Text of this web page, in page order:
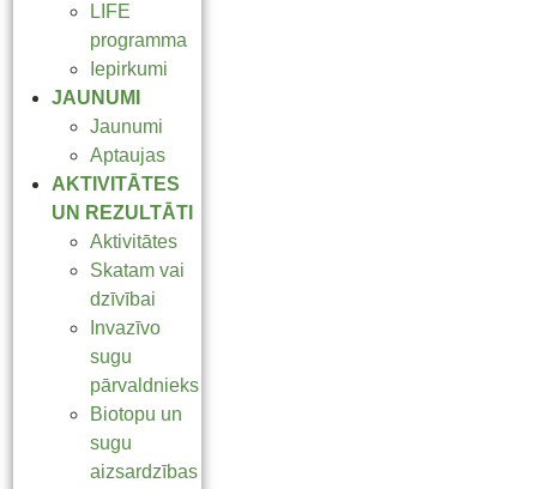
LIFE
programma
Iepirkumi
JAUNUMI
Jaunumi
Aptaujas
AKTIVITĀTES
UN REZULTĀTI
Aktivitātes
Skatam vai
dzīvībai
Invazīvo
sugu
pārvaldnieks
Biotopu un
sugu
aizsardzības